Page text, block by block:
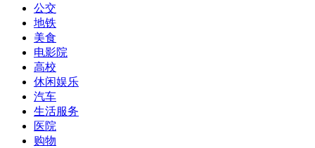
公交
地铁
美食
电影院
高校
休闲娱乐
汽车
生活服务
医院
购物